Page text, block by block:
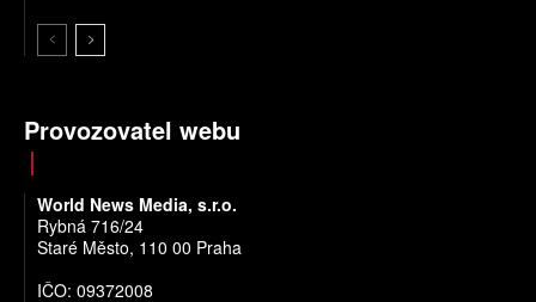
Provozovatel webu
World News Media, s.r.o.
Rybná 716/24
Staré Město, 110 00 Praha
IČO: 09372008